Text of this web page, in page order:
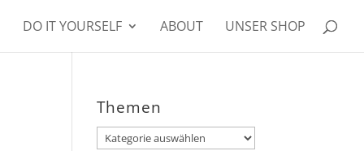
DO IT YOURSELF ABOUT UNSER SHOP
Themen
Themen